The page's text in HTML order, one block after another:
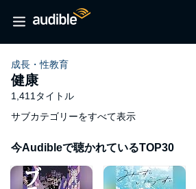
成長・性教育
健康
1,411タイトル
サブカテゴリーをすべて表示
今Audibleで聴かれているTOP30